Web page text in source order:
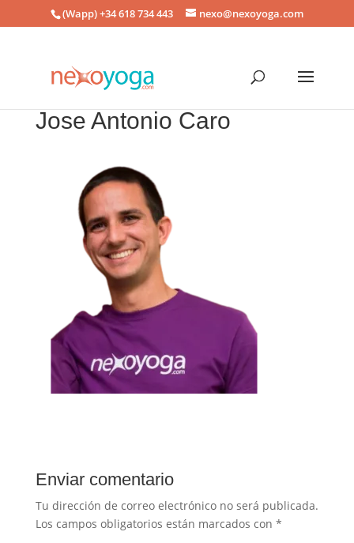
(Wapp) +34 618 734 443 nexo@nexoyoga.com
Jose Antonio Caro
Enviar comentario
Tu dirección de correo electrónico no será publicada.
Los campos obligatorios están marcados con *